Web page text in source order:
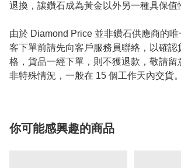
退換，讓鑽石成為黃金以外另一種具保值
由於 Diamond Price 並非鑽石供應商的
客下單前請先向客戶服務員聯絡，以確認
格，貨品一經下單，則不獲退款，敬請留
非特殊情況，一般在 15 個工作天內交貨。
你可能感興趣的商品